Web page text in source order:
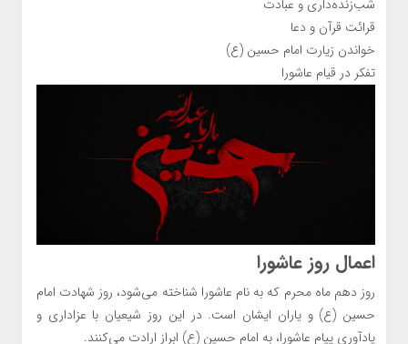
شب‌زنده‌داری و عبادت
قرائت قرآن و دعا
خواندن زیارت امام حسین (ع)
تفکر در قیام عاشورا
اعمال روز عاشورا
روز دهم ماه محرم که به نام عاشورا شناخته می‌شود، روز شهادت امام
حسین (ع) و یاران ایشان است. در این روز شیعیان با عزاداری و
یادآوری پیام عاشورا، به امام حسین (ع) ابراز ارادت می‌کنند.